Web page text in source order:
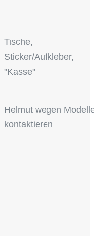
Tische,
Sticker/Aufkleber,
"Kasse"
Helmut wegen
kontaktieren